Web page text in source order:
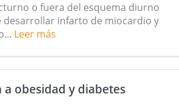
o fuera del esquema diurno
infarto de miocardio y
Leer más
obesidad y diabetes